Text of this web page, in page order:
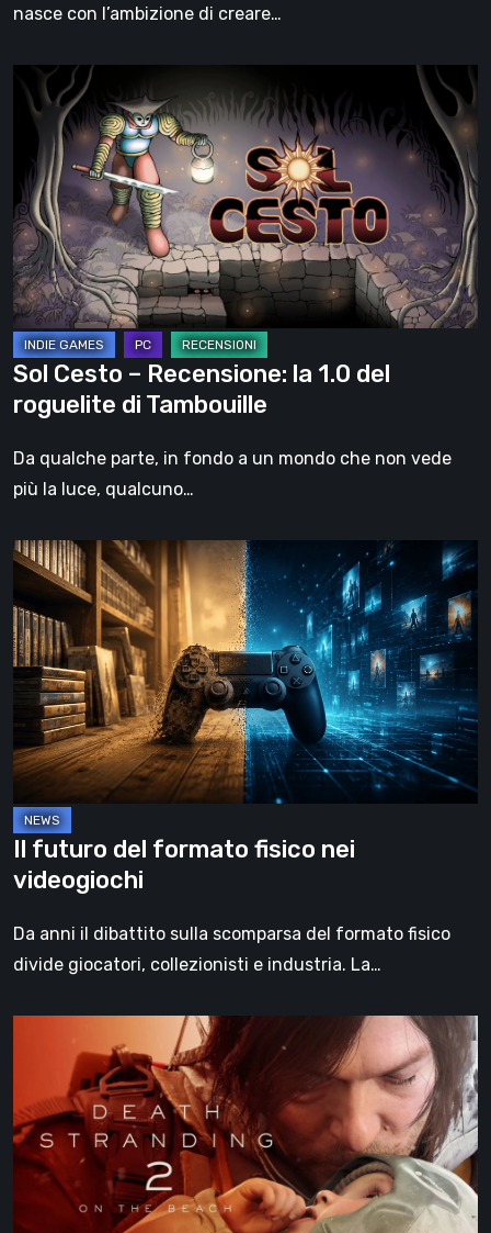
nasce con l’ambizione di creare…
Cesto
Recensione:
la
1.0
del
roguelite
di
Tambouille
Sol Cesto – Recensione: la 1.0 del
roguelite di Tambouille
Da qualche parte, in fondo a un mondo che non vede
più la luce, qualcuno…
Il
futuro
del
formato
fisico
videogiochi
Il futuro del formato fisico nei
videogiochi
Da anni il dibattito sulla scomparsa del formato fisico
divide giocatori, collezionisti e industria. La…
Stranding
On
the
Beach,